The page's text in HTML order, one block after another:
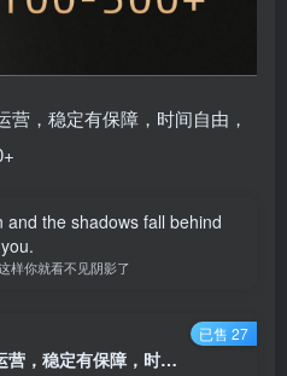
，稳定有保障，时间自由，
the shadows fall behind
you.
样你就看不见阴影了
腾讯官方项目，可软件自动运营，稳定有保障，时间自由，永久售后，日均收益100-500+
已售 27